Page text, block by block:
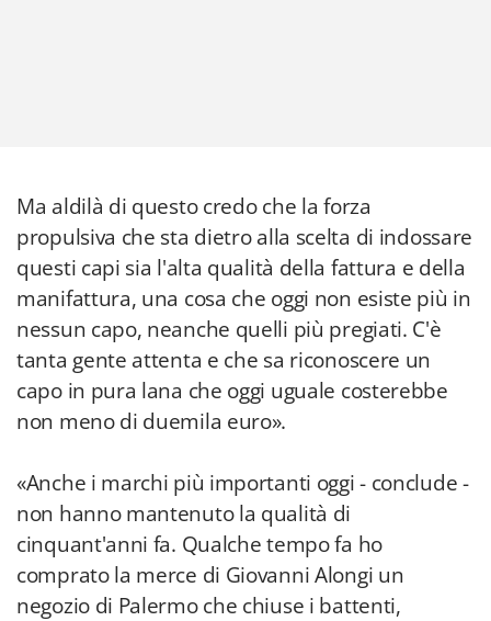
Ma aldilà di questo credo che la forza
propulsiva che sta dietro alla scelta di indossare
questi capi sia l'alta qualità della fattura e della
manifattura, una cosa che oggi non esiste più in
nessun capo, neanche quelli più pregiati. C'è
tanta gente attenta e che sa riconoscere un
capo in pura lana che oggi uguale costerebbe
non meno di duemila euro».
«Anche i marchi più importanti oggi - conclude -
non hanno mantenuto la qualità di
cinquant'anni fa. Qualche tempo fa ho
comprato la merce di Giovanni Alongi un
negozio di Palermo che chiuse i battenti,